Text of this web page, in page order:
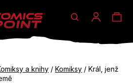
Hledat
a knihy / Komiksy / Král, jenž